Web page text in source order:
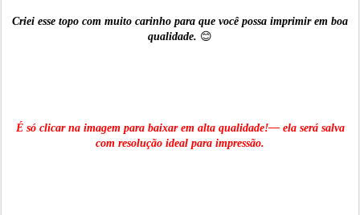
Criei esse topo com muito carinho para que você possa imprimir em boa
qualidade. 😊
É só clicar na imagem para baixar em alta qualidade!— ela será salva
com resolução ideal para impressão.